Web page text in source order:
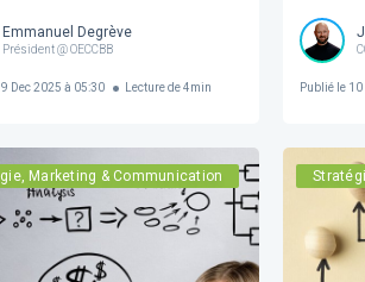
brevetés de Belgique Société Royale
Emmanuel Degrève
Président @ OECCBB
Dec 2025 à 05:30 Lecture de 4min Publié le10
Marketing & Communication